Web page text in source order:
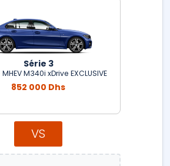
Série 3
M340i xDrive EXCLUSIVE
852 000 Dhs
VS